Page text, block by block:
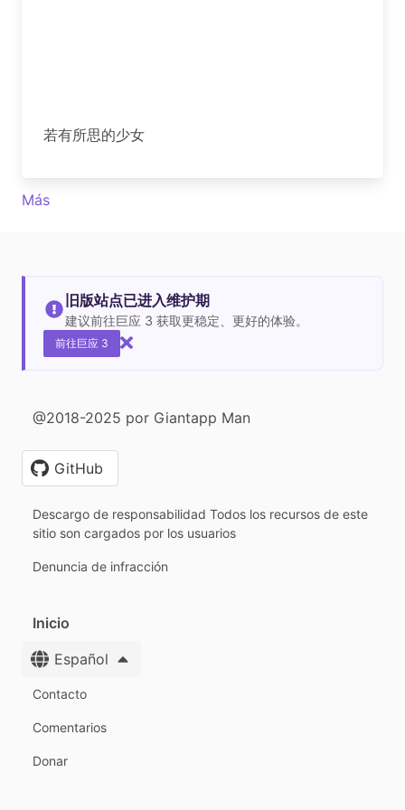
若有所思的少女
Más
旧版站点已进入维护期
建议前往巨应 3 获取更稳定、更好的体验。
前往巨应 3
@2018-2025 por Giantapp Man
GitHub
Descargo de responsabilidad Todos los recursos de este
sitio son cargados por los usuarios
Denuncia de infracción
Inicio
Español
Contacto
Comentarios
Donar